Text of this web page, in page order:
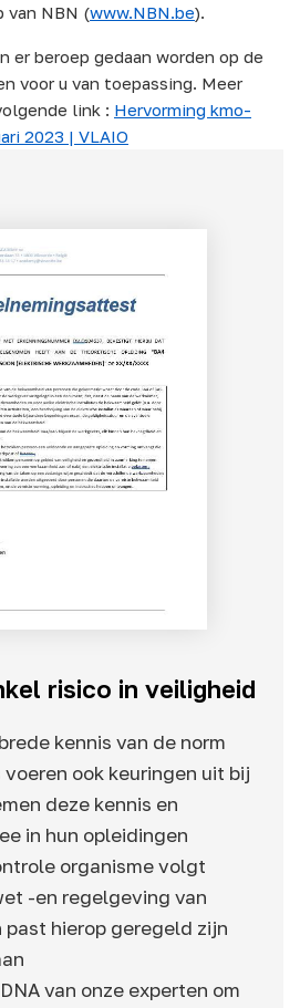
van NBN (www.NBN.be).
er beroep gedaan worden op de
voor u van toepassing. Meer
link : Hervorming kmo-
2023 | VLAIO
risico in veiligheid
kennis van de norm
voeren ook keuringen uit bij
deze kennis en
in hun opleidingen
organisme volgt
-en regelgeving van
past hierop geregeld zijn
van onze experten om